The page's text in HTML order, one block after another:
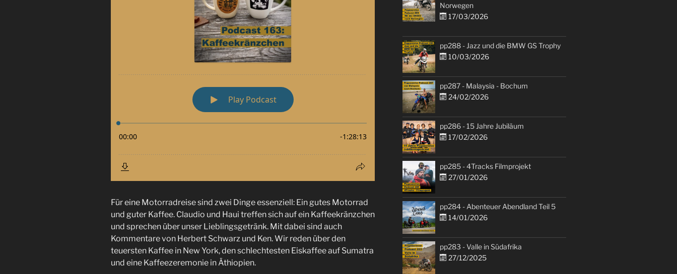
Für eine Motorradreise sind zwei Dinge essenziell: Ein gutes Motorrad
und guter Kaffee. Claudio und Haui treffen sich auf ein Kaffeekränzchen
und sprechen über unser Lieblingsgetränk. Mit dabei sind auch
Kommentare von Herbert Schwarz und Ken. Wir reden über den
teuersten Kaffee in New York, den schlechtesten Eiskaffee auf Sumatra
und eine Kaffeezeremonie in Äthiopien.
Norwegen
17/03/2026
pp288 - Jazz und die BMW GS Trophy
10/03/2026
pp287 - Malaysia - Bochum
24/02/2026
pp286 - 15 Jahre Jubiläum
17/02/2026
pp285 - 4Tracks Filmprojekt
27/01/2026
pp284 - Abenteuer Abendland Teil 5
14/01/2026
pp283 - Valle in Südafrika
27/12/2025